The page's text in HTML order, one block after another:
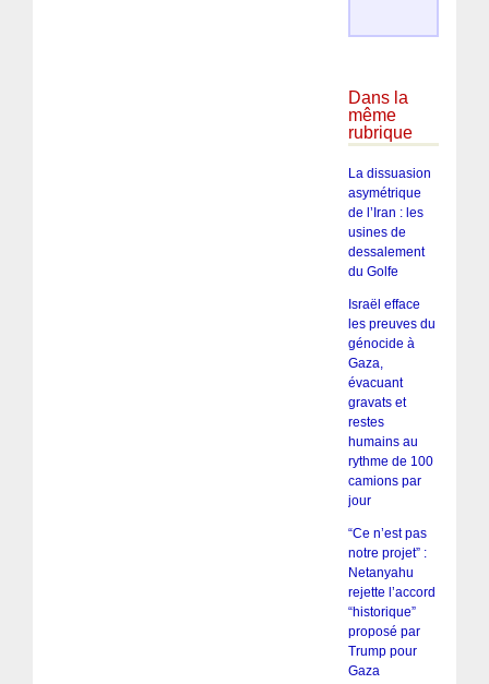
Dans la
même
rubrique
La dissuasion
asymétrique
de l’Iran : les
usines de
dessalement
du Golfe
Israël efface
les preuves du
génocide à
Gaza,
évacuant
gravats et
restes
humains au
rythme de 100
camions par
jour
“Ce n’est pas
notre projet” :
Netanyahu
rejette l’accord
“historique”
proposé par
Trump pour
Gaza